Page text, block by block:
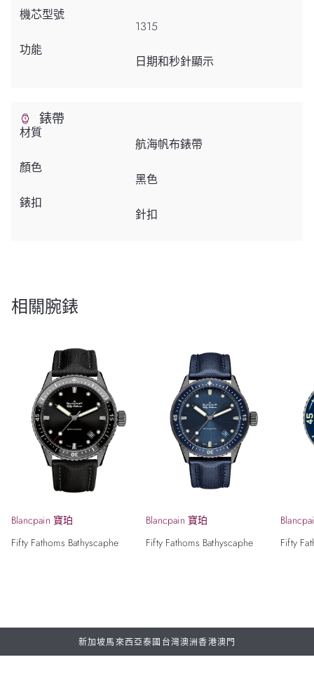
機芯型號
1315
功能
日期和秒針顯示
錶帶
材質
航海帆布錶帶
顏色
黑色
錶扣
針扣
相關腕錶
Blancpain 寶珀
Fifty Fathoms Bathyscaphe
Blancpain 寶珀
Fifty Fathoms Bathyscaphe
Fifty
新加坡馬來西亞泰國 台灣澳洲香港澳門